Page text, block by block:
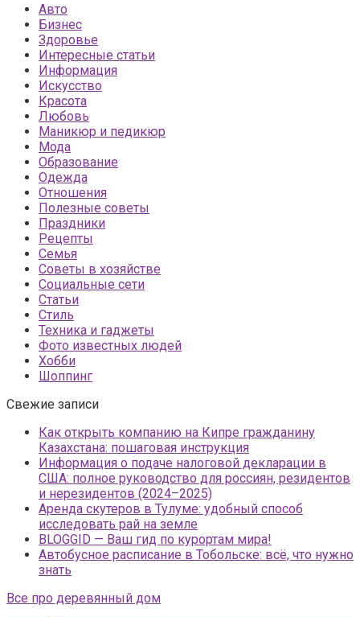
Авто
Бизнес
Здоровье
Интересные статьи
Информация
Искусство
Красота
Любовь
Маникюр и педикюр
Мода
Образование
Одежда
Отношения
Полезные советы
Праздники
Рецепты
Семья
Советы в хозяйстве
Социальные сети
Статьи
Стиль
Техника и гаджеты
Фото известных людей
Хобби
Шоппинг
Свежие записи
Как открыть компанию на Кипре гражданину
Казахстана: пошаговая инструкция
Информация о подаче налоговой декларации в
США: полное руководство для россиян, резидентов
и нерезидентов (2024–2025)
Аренда скутеров в Тулуме: удобный способ
исследовать рай на земле
BLOGGID — Ваш гид по курортам мира!
Автобусное расписание в Тобольске: всё, что нужно
знать
Все про деревянный дом